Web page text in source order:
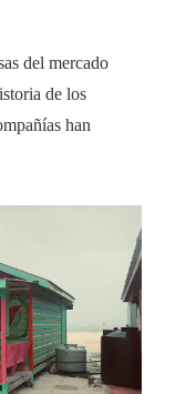
del mercado
de los
han